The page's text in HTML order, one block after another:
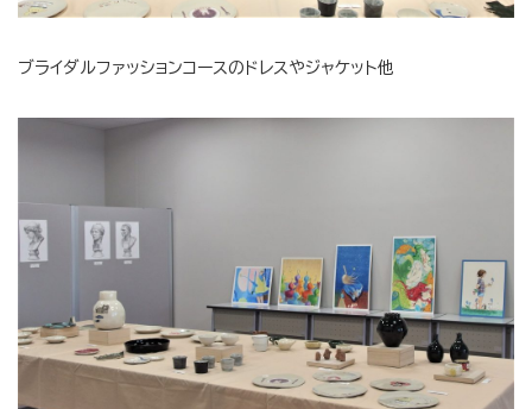
ブライダルファッションコースのドレスやジャケット他